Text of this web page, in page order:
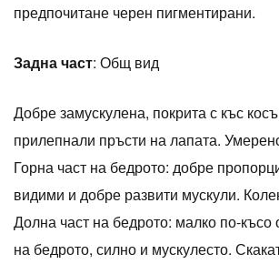
предпочитане черен пигментирани.
Задна част: Общ вид
Добре замускулена, покрита с къс
прилепнали пръсти на лапата.
Горна част на бедрото: добре
видими и добре развити мускули.
Долна част на бедрото: малко по-късо
на бедрото, силно и мускулесто.